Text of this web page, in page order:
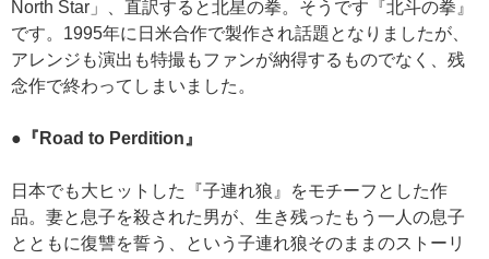
North Star」、直訳すると北星の拳。そうです『北斗の拳』
です。1995年に日米合作で製作され話題となりましたが、
アレンジも演出も特撮もファンが納得するものでなく、残
念作で終わってしまいました。
●『Road to Perdition』
日本でも大ヒットした『子連れ狼』をモチーフとした作
品。妻と息子を殺された男が、生き残ったもう一人の息子
とともに復讐を誓う、という子連れ狼そのままのストーリ